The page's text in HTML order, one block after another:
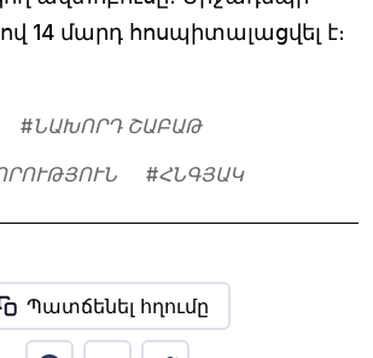
14 մարդ հոսպիտալացվել է։
#ՆԱԽՈՐԴ ՇԱԲԱԹ
#ՀՆԳՅԱԿ
Պատճենել հղումը